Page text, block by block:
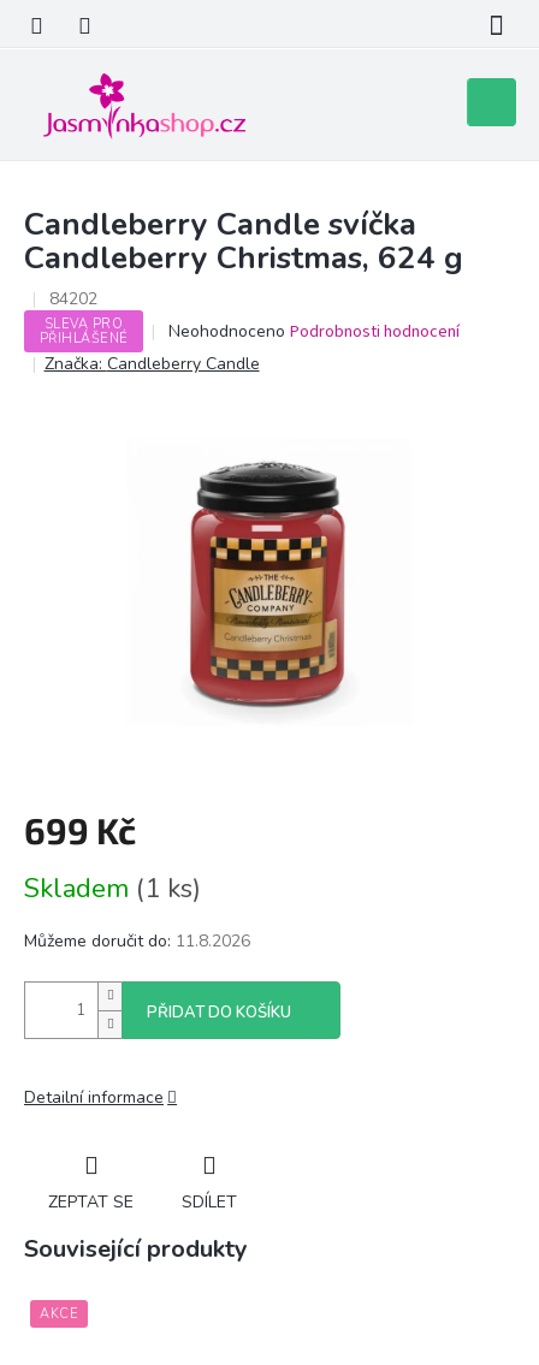
obsah
košík
Candleberry Candle svíčka
Candleberry Christmas, 624 g
84202
SLEVA PRO
PŘIHLÁŠENÉ
Průměrné
hodnocení
produktu
hvězdiček.
Neohodnoceno Podrobnosti hodnocení
Značka: Candleberry Candle
699 Kč
cena:
Skladem (1 ks)
Můžeme doručit do: 11.8.2026
PŘIDAT DO KOŠÍKU
Detailní informace
ZEPTAT SE SDÍLET
Související produkty
AKCE